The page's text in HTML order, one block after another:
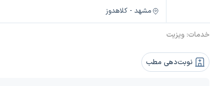
مشهد - کلاهدوز
خدمات: ویزیت
نوبت‌دهی مطب